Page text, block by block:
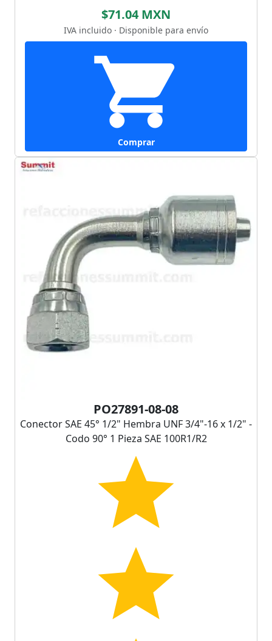
$71.04 MXN
IVA incluido · Disponible para envío
Comprar
PO27891-08-08
Conector SAE 45° 1/2" Hembra UNF 3/4"-16 x 1/2" -
Codo 90° 1 Pieza SAE 100R1/R2